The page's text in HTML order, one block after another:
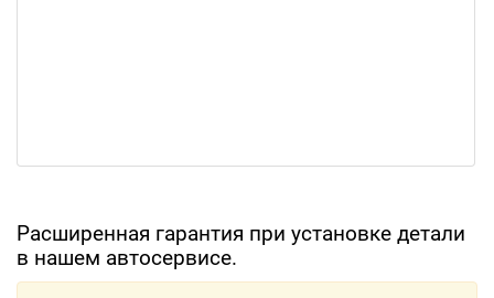
Расширенная гарантия при установке детали
в нашем автосервисе.